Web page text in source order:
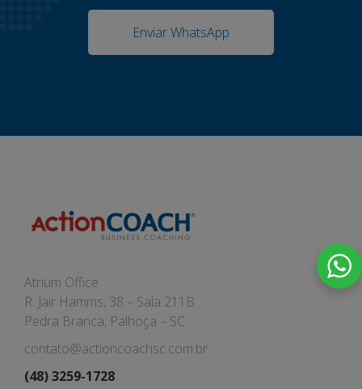
Enviar WhatsApp
Atrium Office
R. Jair Hamms, 38 – Sala 211B
Pedra Branca, Palhoça – SC
contato@actioncoachsc.com.br
(48) 3259-1728